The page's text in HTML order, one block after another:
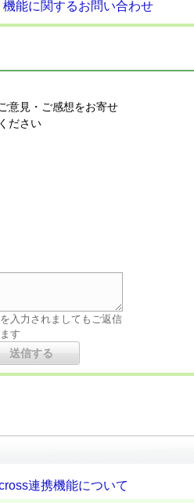
ご意見・ご感想をお寄せ
ください
入力されましてもご返信
す
連携機能について